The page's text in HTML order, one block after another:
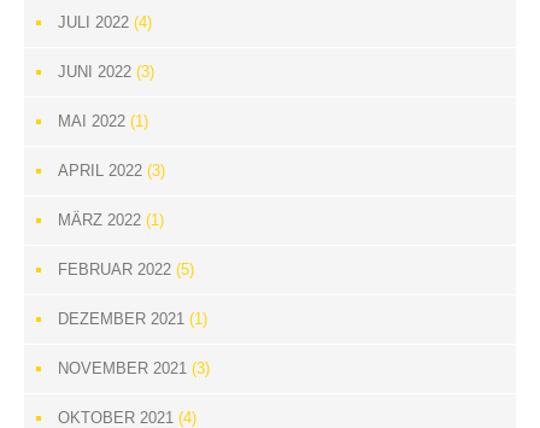
JULI 2022 (4)
JUNI 2022 (3)
MAI 2022 (1)
APRIL 2022 (3)
MÄRZ 2022 (1)
FEBRUAR 2022 (5)
DEZEMBER 2021 (1)
NOVEMBER 2021 (3)
OKTOBER 2021 (4)